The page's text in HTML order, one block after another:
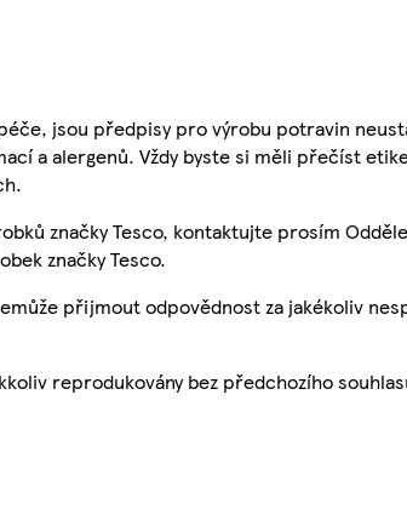
jsou předpisy pro výrobu potravin
a alergenů. Vždy byste si měli přečíst
značky Tesco, kontaktujte prosím
značky Tesco.
přijmout odpovědnost za jakékoliv
reprodukovány bez předchozího